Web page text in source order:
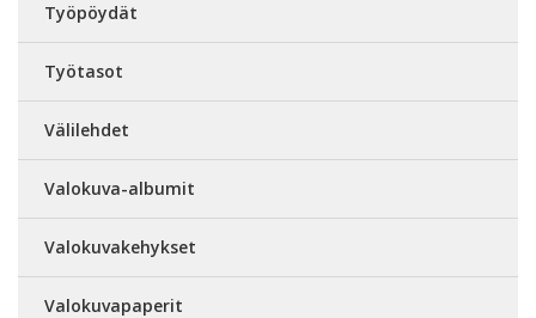
Työpöydät
Työtasot
Välilehdet
Valokuva-albumit
Valokuvakehykset
Valokuvapaperit